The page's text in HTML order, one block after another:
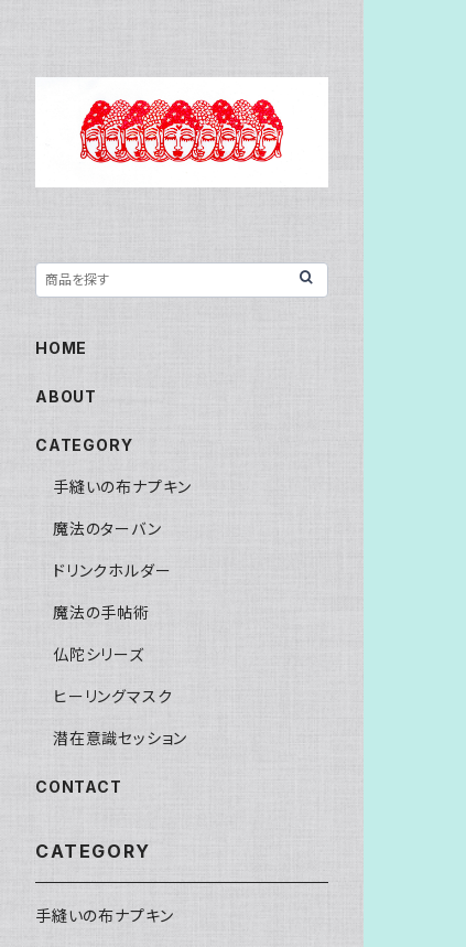
HOME
ABOUT
CATEGORY
手縫いの布ナプキン
魔法のターバン
ドリンクホルダー
魔法の手帖術
仏陀シリーズ
ヒーリングマスク
潜在意識セッション
CONTACT
CATEGORY
手縫いの布ナプキン